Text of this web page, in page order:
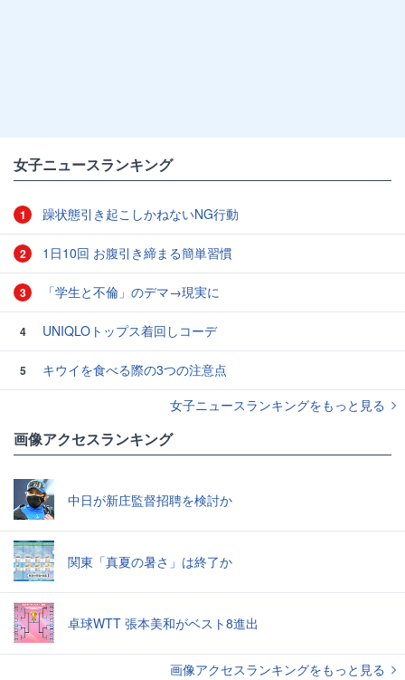
女子ニュースランキング
1 躁状態引き起こしかねないNG行動
2 1日10回 お腹引き締まる簡単習慣
3 「学生と不倫」のデマ→現実に
4 UNIQLOトップス着回しコーデ
5
キウイを食べる際の3つの注意点
女子ニュースランキングをもっと見る
画像アクセスランキング
中日が新庄監督招聘を検討か
関東「真夏の暑さ」は終了か
卓球WTT 張本美和がベスト8進出
画像アクセスランキングをもっと見る